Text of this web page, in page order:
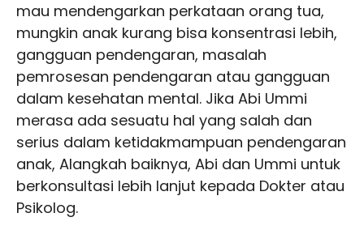
mau mendengarkan perkataan orang tua,
mungkin anak kurang bisa konsentrasi lebih,
gangguan pendengaran, masalah
pemrosesan pendengaran atau gangguan
dalam kesehatan mental. Jika Abi Ummi
merasa ada sesuatu hal yang salah dan
serius dalam ketidakmampuan pendengaran
anak, Alangkah baiknya, Abi dan Ummi untuk
berkonsultasi lebih lanjut kepada Dokter atau
Psikolog.